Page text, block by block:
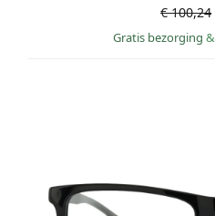
€ 100,24
Gratis bezorging &